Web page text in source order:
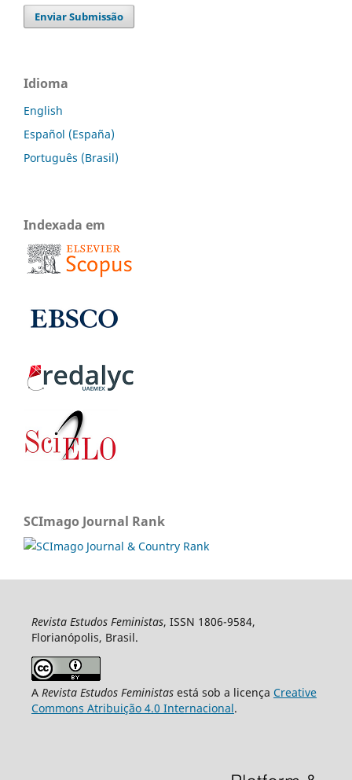
Enviar Submissão
Idioma
English
Español (España)
Português (Brasil)
Indexada em
SCImago Journal Rank
Revista Estudos Feministas, ISSN 1806-9584,
Florianópolis, Brasil.
A Revista Estudos Feministasestá sob a licença Creative
Commons Atribuição 4.0 Internacional.